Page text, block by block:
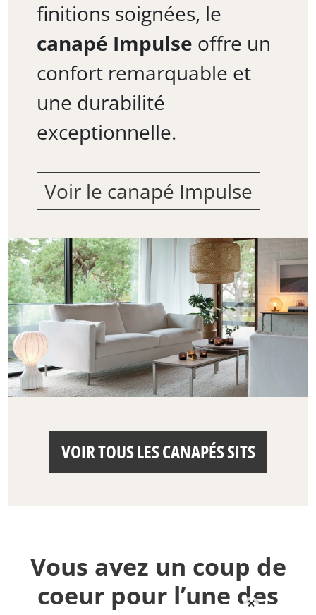
finitions soignées, le
canapé Impulse offre un
confort remarquable et
une durabilité
exceptionnelle.
Voir le canapé Impulse
VOIR TOUS LES CANAPÉS SITS
Vous avez un coup de
coeur pour l’une des
×